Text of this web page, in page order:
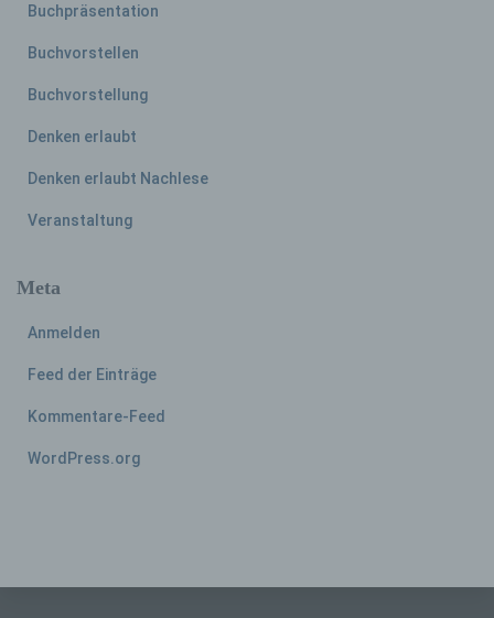
Buchpräsentation
Buchvorstellen
Buchvorstellung
Denken erlaubt
Denken erlaubt Nachlese
Veranstaltung
Meta
Anmelden
Feed der Einträge
Kommentare-Feed
WordPress.org
das Recht der Mitgliedstaaten vorgegeben,
beziehungsweise können die bestimmten
Unionsrecht oder dem Recht der
verarbeitet.
i) Empfänger
Empfänger ist eine natürliche oder juristische
bestimmten Untersuchungsauftrags nach